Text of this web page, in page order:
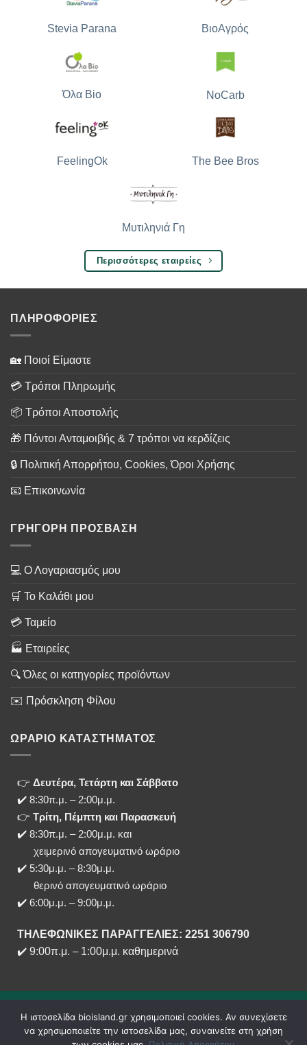
Stevia Parana ΒιοΑγρός
Όλα Bio NoCarb
FeelingOk The Bee Bros
Μυτιληνιά Γη
Περισσότερες εταιρείες
ΠΛΗΡΟΦΟΡΙΕΣ
🏡 Ποιοί Είμαστε
💳 Τρόποι Πληρωμής
📦 Τρόποι Αποστολής
🎁 Πόντοι Ανταμοιβής & 7 τρόποι να κερδίζεις
🔒 Πολιτική Απορρήτου, Cookies, Όροι Χρήσης
📧 Επικοινωνία
ΓΡΗΓΟΡΗ ΠΡΟΣΒΑΣΗ
💻 Ο Λογαριασμός μου
🛒 Το Καλάθι μου
💳 Ταμείο
🏭 Εταιρείες
🔍 Όλες οι κατηγορίες προϊόντων
✉️ Πρόσκληση Φίλου
ΩΡΑΡΙΟ ΚΑΤΑΣΤΗΜΑΤΟΣ
👉 Δευτέρα, Τετάρτη και Σάββατο
✔️ 8:30π.μ. – 2:00μ.μ.
👉 Τρίτη, Πέμπτη και Παρασκευή
✔️ 8:30π.μ. – 2:00μ.μ. και
χειμερινό απογευματινό ωράριο
✔️ 5:30μ.μ. – 8:30μ.μ.
θερινό απογευματινό ωράριο
✔️ 6:00μ.μ. – 9:00μ.μ.
ΤΗΛΕΦΩΝΙΚΕΣ ΠΑΡΑΓΓΕΛΙΕΣ: 2251 306790
✔️ 9:00π.μ. –1:00μ.μ. καθημερινά
Η ιστοσελίδα bioisland.gr χρησιμοποιεί cookies. Αν συνεχίσετε
να χρησιμοποιείτε την ιστοσελίδα μας, συναινείτε στη χρήση